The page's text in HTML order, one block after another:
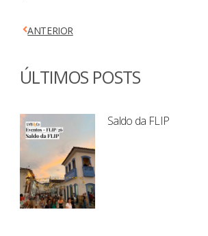
ANTERIOR
ÚLTIMOS POSTS
Saldo da FLIP